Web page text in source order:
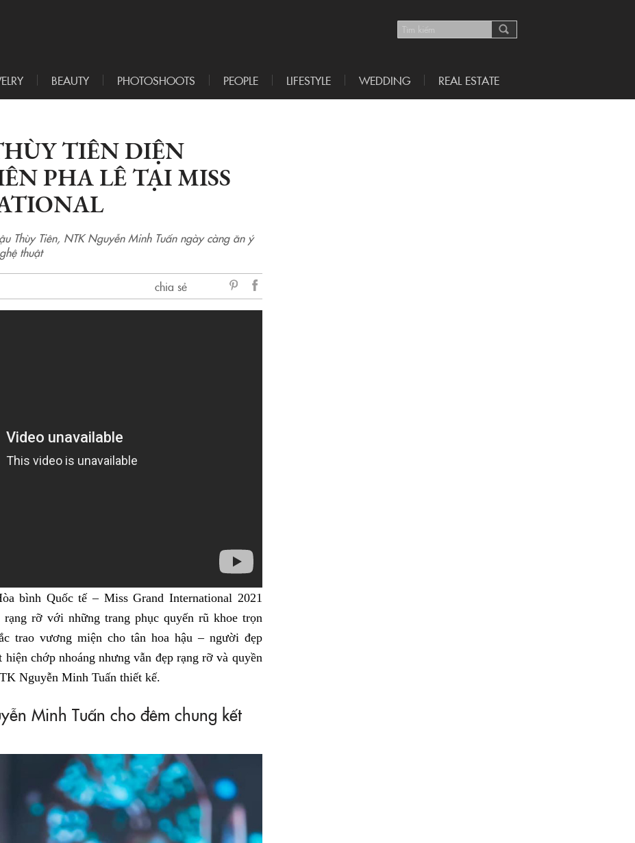
BEAUTY PHOTOSHOOTS PEOPLE LIFESTYLE WEDDING REAL ESTATE
TIÊN DIỆN
PHA LÊ TẠI MISS
Thùy Tiên, NTK Nguyễn Minh Tuấn ngày càng ăn ý
thuật
chia sẻ
bình Quốc tế – Miss Grand International 2021
rỡ với những trang phục quyến rũ khoe trọn
trao vương miện cho tân hoa hậu – người đẹp
chớp nhoáng nhưng vẫn đẹp rạng rỡ và quyền
Nguyễn Minh Tuấn thiết kế.
Minh Tuấn cho đêm chung kết